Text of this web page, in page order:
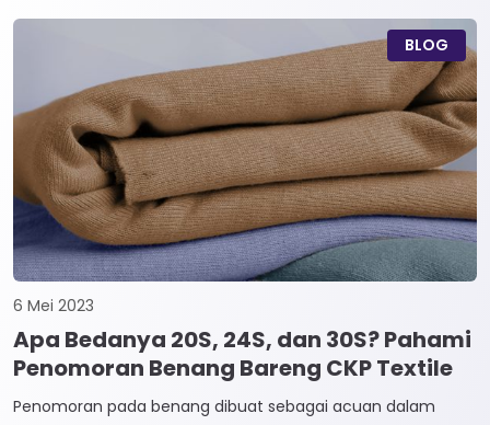
BLOG
6 Mei 2023
Apa Bedanya 20S, 24S, dan 30S? Pahami
Penomoran Benang Bareng CKP Textile
Penomoran pada benang dibuat sebagai acuan dalam